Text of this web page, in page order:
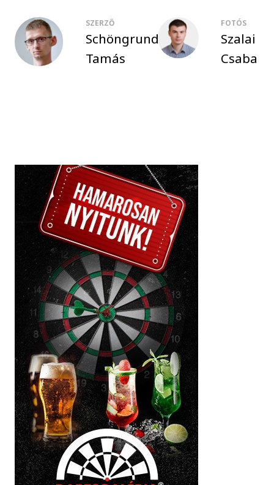
SZERZŐ
Schöngrundtner
Tamás
FOTÓS
Szalai
Csaba